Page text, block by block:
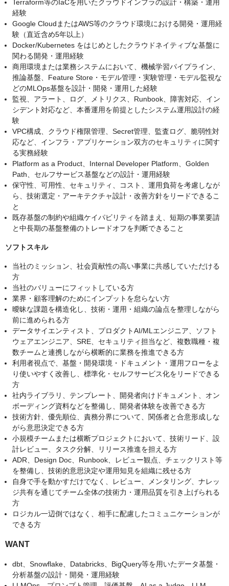
Terraform等のIaCを用いたクラウドインフラの設計・構築・運用
経験
Google CloudまたはAWS等のクラウド環境における開発・運用経
験（直近含め5年以上）
Docker/Kubernetes をはじめとしたクラウドネイティブな基盤に
関わる開発・運用経験
商用環境または業務システムにおいて、機械学習パイプライン、
推論基盤、Feature Store・モデル管理・実験管理・モデル監視な
どのMLOps基盤を設計・開発・運用した経験
監視、アラート、ログ、メトリクス、Runbook、障害対応、イン
シデント対応など、本番運用を前提としたシステム運用設計の経
験
VPC構成、クラウド権限管理、Secret管理、監査ログ、脆弱性対
応など、インフラ・アプリケーション双方のセキュリティに関す
る実務経験
Platform as a Product、Internal Developer Platform、Golden
Path、セルフサービス基盤などの設計・運用経験
保守性、可用性、セキュリティ、コスト、運用負荷を考慮しなが
ら、技術選定・アーキテクチャ設計・改善方針をリードできるこ
と
既存基盤の制約や組織ケイパビリティを踏まえ、短期の事業要請
と中長期の基盤整備のトレードオフを判断できること
ソフトスキル
当社のミッション、社会貢献性の高い事業に共感していただける
方
当社のバリューにフィットしている方
業界・顧客理解のためにインプットを怠らない方
曖昧な課題を構造化し、技術・運用・組織の論点を整理しながら
前に進められる方
データサイエンティスト、プロダクトAI/MLエンジニア、ソフト
ウェアエンジニア、SRE、セキュリティ担当など、複数職種・複
数チームと連携しながら横断的に業務を推進できる方
利用者視点で、基盤・開発環境・ドキュメント・運用フローをよ
り使いやすく改善し、標準化・セルフサービス化をリードできる
方
社内ライブラリ、テンプレート、開発者向けドキュメント、オン
ボーディング資料などを整備し、開発者体験を改善できる方
技術方針、優先順位、責務分界について、関係者と合意形成しな
がら意思決定できる方
小規模チームまたは横断プロジェクトにおいて、技術リード、設
計レビュー、タスク分解、リリース推進を担える方
ADR、Design Doc、Runbook、レビュー観点、チェックリスト等
を整備し、技術的意思決定や運用知見を組織に残せる方
自身で手を動かすだけでなく、レビュー、メンタリング、ナレッ
ジ共有を通じてチーム全体の技術力・運用品質を引き上げられる
方
ロジカル一辺倒ではなく、相手に配慮したコミュニケーションが
できる方
WANT
dbt、Snowflake、Databricks、BigQuery等を用いたデータ基盤・
分析基盤の設計・開発・運用経験